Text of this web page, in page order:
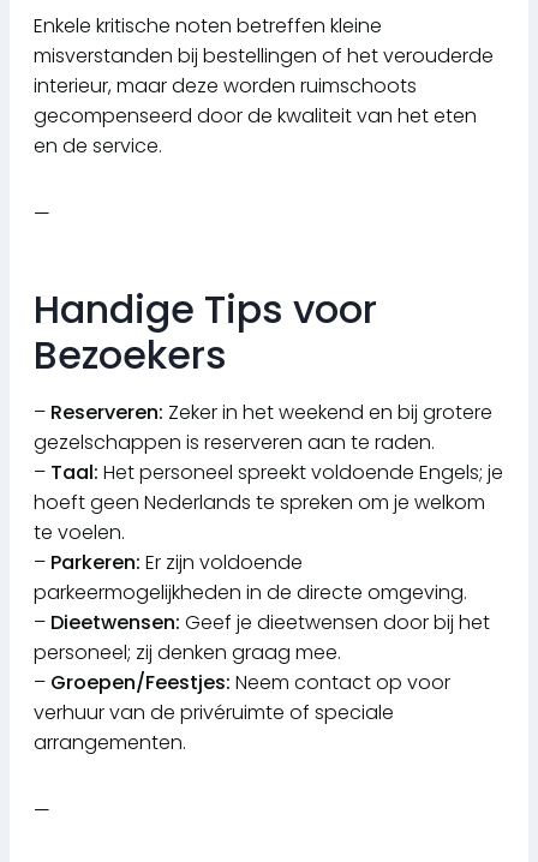
Enkele kritische noten betreffen kleine
misverstanden bij bestellingen of het verouderde
interieur, maar deze worden ruimschoots
gecompenseerd door de kwaliteit van het eten
en de service.
—
Handige Tips voor
Bezoekers
– Reserveren: Zeker in het weekend en bij grotere
gezelschappen is reserveren aan te raden.
– Taal: Het personeel spreekt voldoende Engels; je
hoeft geen Nederlands te spreken om je welkom
te voelen.
– Parkeren: Er zijn voldoende
parkeermogelijkheden in de directe omgeving.
– Dieetwensen: Geef je dieetwensen door bij het
personeel; zij denken graag mee.
– Groepen/Feestjes: Neem contact op voor
verhuur van de privéruimte of speciale
arrangementen.
—